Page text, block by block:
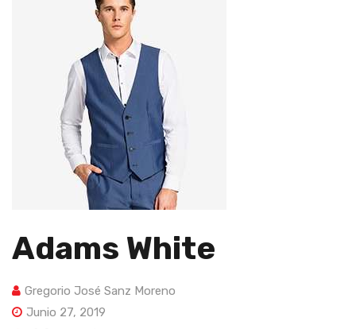
Adams White
Gregorio José Sanz Moreno
Junio 27, 2019